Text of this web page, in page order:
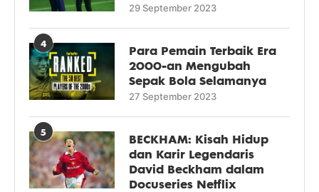
29 September 2023
4
Para Pemain Terbaik Era
2000-an Mengubah
Sepak Bola Selamanya
27 September 2023
5
BECKHAM: Kisah Hidup
dan Karir Legendaris
David Beckham dalam
Docuseries Netflix